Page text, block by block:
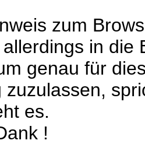
zum
in die
genau für
zuzulassen,
es.
!